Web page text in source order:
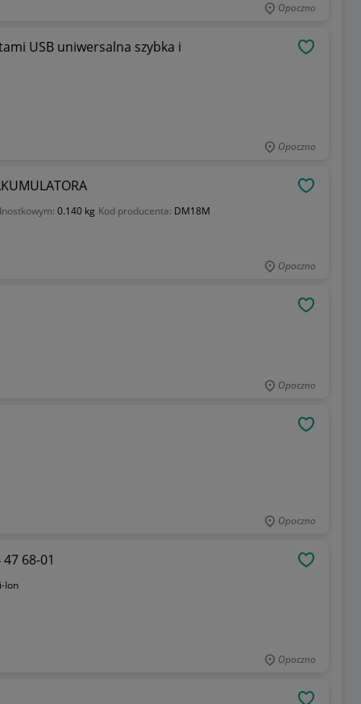
Opoczno
USB uniwersalna szybka i
Opoczno
0.140 kg Kod producenta: DM18M
Opoczno
Opoczno
Opoczno
18 V 2500 mAh 574 47 68-01
Ion
Opoczno